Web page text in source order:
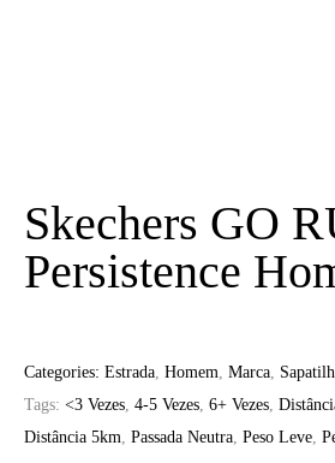
Skechers GO
Persistence
Categories: Estrada, Homem, Marca,
Tags: <3 Vezes, 4-5 Vezes, 6+ Vezes,
Distância 5km, Passada Neutra, Peso Leve,